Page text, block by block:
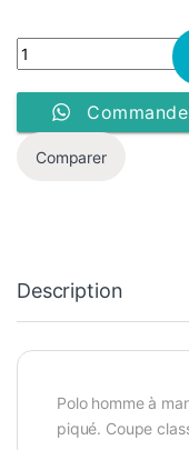
Polo Terranova Color
Comparer
Description
Polo homme à
piqué. Coupe